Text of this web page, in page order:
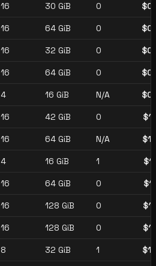
16 30 GiB 0 $
16 64 GiB 0 $
16 32 GiB 0 $
16 64 GiB 0 $
4 16 GiB N/A $
16 42 GiB 0 $
16 64 GiB N/A $
4 16 GiB 1 $
16 64 GiB 0 $
16 128 GiB 0 $
16 128 GiB 0 $
8 32 GiB 1 $